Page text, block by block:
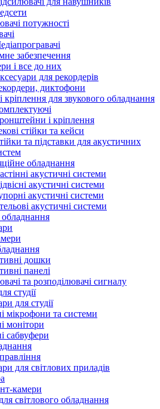
потужності
забезпечення
і все до них
для рекордерів
диктофони
кріплення для звукового обладнання
і кріплення
стійки та кейси
та підставки для акустичних
обладнання
акустичні системи
акустичні системи
акустичні системи
акустичні системи
обладнання
дошки
панелі
та розподілювачі сигналу
студії
для студії
мікрофони та системи
монітори
сабвуфери
для світлових приладів
камери
світлового обладнання